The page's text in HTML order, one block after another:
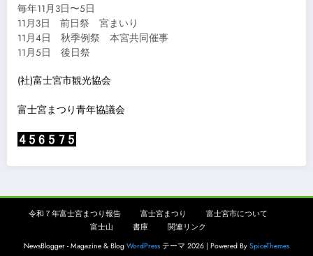
毎年11月3日〜5日
11月3日 前日祭 宮まいり
11月4日 秋季例祭 本宮共同催事
11月5日 後日祭
(社)富士宮市観光協会
富士宮まつり青年協議会
令和７年富士宮まつり報告 富士宮まつり
富士宮市について
富士山
書庫
関連リンク
NewsBlogger - Magazine & Blog WordPress テーマ 2026 | Powered By SpiceThemes